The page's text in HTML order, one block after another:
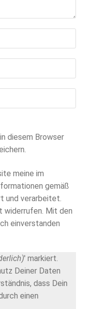
diesem Browser
meine im
gemäß
und verarbeitet.
widerrufen. Mit den
einverstanden
' markiert.
Deiner Daten
dass Dein
einen